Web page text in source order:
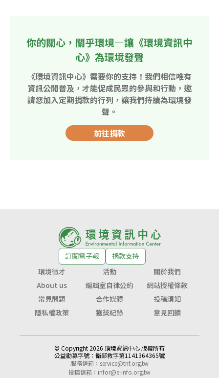
你的關心，關乎環境—讓《環境資訊中
心》為環境發聲
《環境資訊中心》需要你的支持！我們相信唯有
資訊公開普及，才能促成民眾的參與和行動，邀
請您加入定期捐款的行列，讓我們持續為環境發
聲。
前往捐款
訂閱電子報
捐款支持
環境徵才
活動
關於我們
About us
編輯室自律公約
網站授權條款
常見問題
合作媒體
投稿須知
隱私權政策
獲獎紀錄 意見回饋
© Copyright 2026 環境資訊中心 版權所有
公益勸募字號： 衛部救字第1141364365號
服務信箱： service@tnf.org.tw
投稿信箱： infor@e-info.org.tw